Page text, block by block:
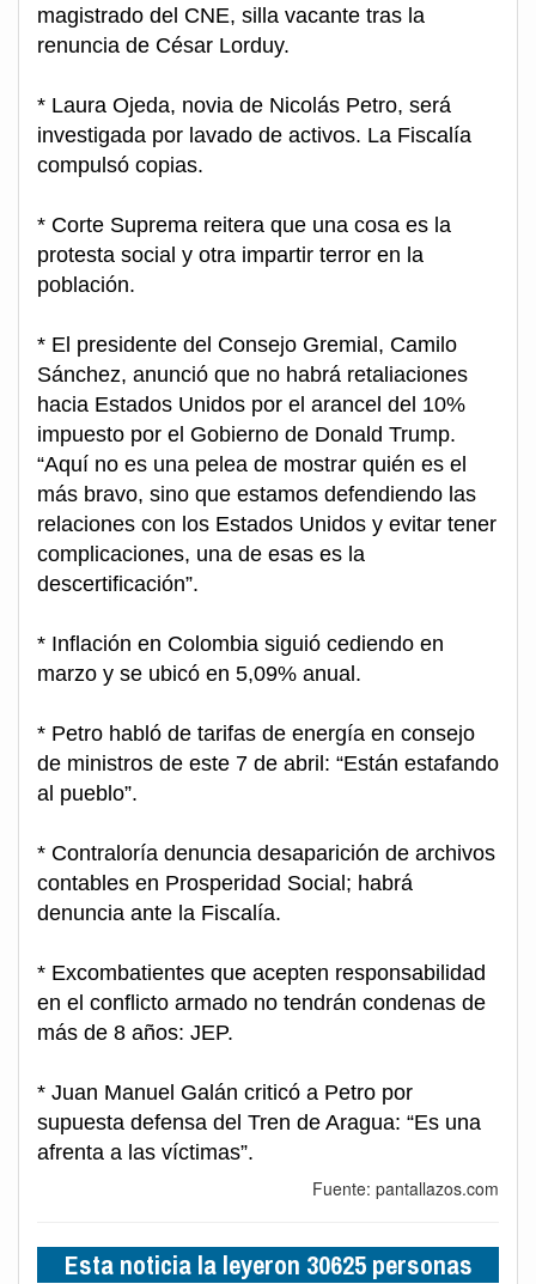
magistrado del CNE, silla vacante tras la
renuncia de César Lorduy.
* Laura Ojeda, novia de Nicolás Petro, será
investigada por lavado de activos. La Fiscalía
compulsó copias.
* Corte Suprema reitera que una cosa es la
protesta social y otra impartir terror en la
población.
* El presidente del Consejo Gremial, Camilo
Sánchez, anunció que no habrá retaliaciones
hacia Estados Unidos por el arancel del 10%
impuesto por el Gobierno de Donald Trump.
“Aquí no es una pelea de mostrar quién es el
más bravo, sino que estamos defendiendo las
relaciones con los Estados Unidos y evitar tener
complicaciones, una de esas es la
descertificación”.
* Inflación en Colombia siguió cediendo en
marzo y se ubicó en 5,09% anual.
* Petro habló de tarifas de energía en consejo
de ministros de este 7 de abril: “Están estafando
al pueblo”.
* Contraloría denuncia desaparición de archivos
contables en Prosperidad Social; habrá
denuncia ante la Fiscalía.
* Excombatientes que acepten responsabilidad
en el conflicto armado no tendrán condenas de
más de 8 años: JEP.
* Juan Manuel Galán criticó a Petro por
supuesta defensa del Tren de Aragua: “Es una
afrenta a las víctimas”.
Fuente: pantallazos.com
Esta noticia la leyeron 30625 personas